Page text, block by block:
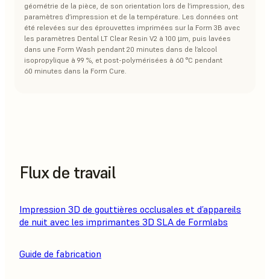
géométrie de la pièce, de son orientation lors de l’impression, des
paramètres d’impression et de la température. Les données ont
été relevées sur des éprouvettes imprimées sur la Form 3B avec
les paramètres Dental LT Clear Resin V2 à 100 µm, puis lavées
dans une Form Wash pendant 20 minutes dans de l’alcool
isopropylique à 99 %, et post-polymérisées à 60 °C pendant
60 minutes dans la Form Cure.
Flux de travail
Impression 3D de gouttières occlusales et d’appareils
de nuit avec les imprimantes 3D SLA de Formlabs
Guide de fabrication